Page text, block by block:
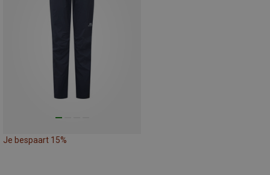
Je bespaart 15%